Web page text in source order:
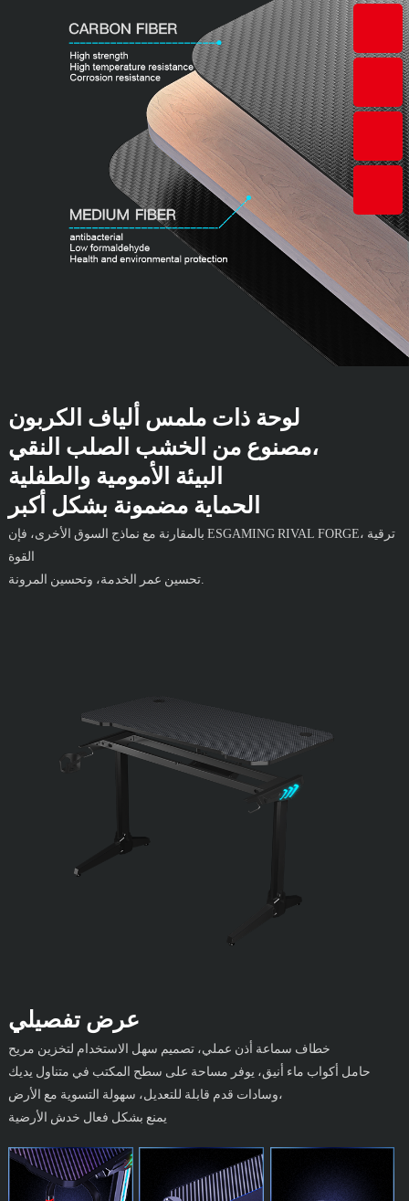
لوحة ذات ملمس ألياف الكربون
مصنوع من الخشب الصلب النقي،
البيئة الأمومية والطفلية
الحماية مضمونة بشكل أكبر
بالمقارنة مع نماذج السوق الأخرى، فإن ESGAMING RIVAL FORGE، ترقية
القوة
تحسين عمر الخدمة، وتحسين المرونة.
عرض تفصيلي
خطاف سماعة أذن عملي، تصميم سهل الاستخدام لتخزين مريح
حامل أكواب ماء أنيق، يوفر مساحة على سطح المكتب في متناول يديك
وسادات قدم قابلة للتعديل، سهولة التسوية مع الأرض،
يمنع بشكل فعال خدش الأرضية